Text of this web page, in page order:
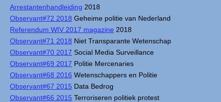
Arrestantenhandleiding 2018
Observant#72 2018 Geheime politie van Nederland
Referendum WIV 2017 magazine 2018
Observant#71 2018 Niet Transparante Wetenschap
Observant#70 2017 Social Media Surveillance
Observant#69 2017 Politie Mercenaries
Observant#68 2016 Wetenschappers en Politie
Observant#67 2015 Data Bedrog
Observant#66 2015 Terroriseren politiek protest